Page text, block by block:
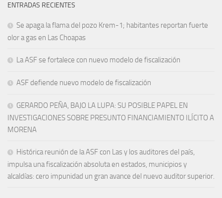
ENTRADAS RECIENTES
Se apaga la flama del pozo Krem-1; habitantes reportan fuerte
olor a gas en Las Choapas
La ASF se fortalece con nuevo modelo de fiscalización
ASF defiende nuevo modelo de fiscalización
GERARDO PEÑA, BAJO LA LUPA: SU POSIBLE PAPEL EN
INVESTIGACIONES SOBRE PRESUNTO FINANCIAMIENTO ILÍCITO A
MORENA
Histórica reunión de la ASF con Las y los auditores del país,
impulsa una fiscalización absoluta en estados, municipios y
alcaldías: cero impunidad un gran avance del nuevo auditor superior.